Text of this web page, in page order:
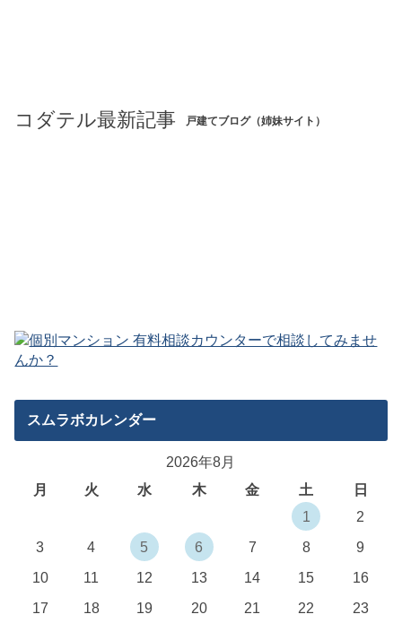
コダテル最新記事 戸建てブログ（姉妹サイト）
スムラボカレンダー
2026年8月
月
火 水 木 金 土
日
1
2
3
4 5 6 7 8
9
10
11 12 13 14 15
16
17
18 19 20 21 22
23